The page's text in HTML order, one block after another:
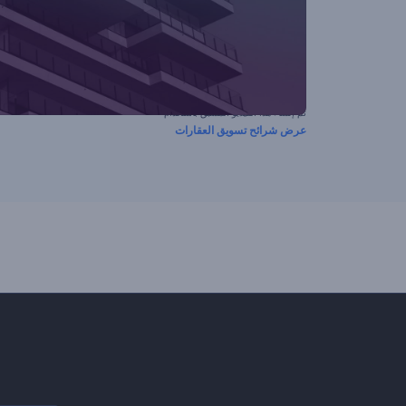
تم إنشاء هذا الفيديو المسبق باستخدام
عرض شرائح تسويق العقارات